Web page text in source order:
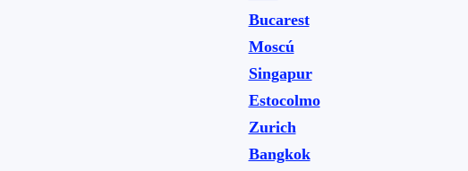
Bucarest
Moscú
Singapur
Estocolmo
Zurich
Bangkok